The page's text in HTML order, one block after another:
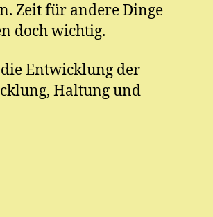
Zeit für andere Dinge
doch wichtig.
Entwicklung der
Haltung und